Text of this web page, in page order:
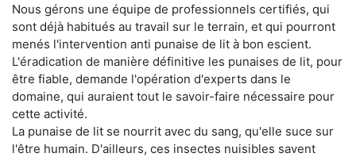
Nous gérons une équipe de professionnels certifiés, qui
sont déjà habitués au travail sur le terrain, et qui pourront
menés l'intervention anti punaise de lit à bon escient.
L'éradication de manière définitive les punaises de lit, pour
être fiable, demande l'opération d'experts dans le
domaine, qui auraient tout le savoir-faire nécessaire pour
cette activité.
La punaise de lit se nourrit avec du sang, qu'elle suce sur
l'être humain. D'ailleurs, ces insectes nuisibles savent